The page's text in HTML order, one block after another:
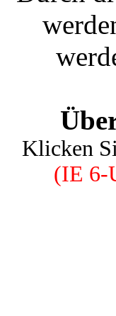
Klicken
(IE 6-